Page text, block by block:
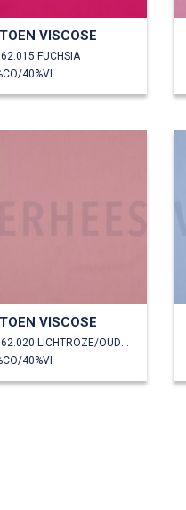
VISCOSE
FUCHSIA
40%VI
VISCOSE
40%VI